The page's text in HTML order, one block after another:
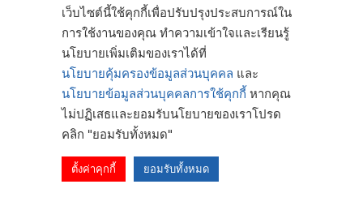
เว็บไซต์นี้ใช้คุกกี้เพื่อปรับปรุงประสบการณ์ใน
การใช้งานของคุณ ทำความเข้าใจและเรียนรู้
นโยบายเพิ่มเติมของเราได้ที่
นโยบายคุ้มครองข้อมูลส่วนบุคคล และ
นโยบายข้อมูลส่วนบุคคลการใช้คุกกี้ หากคุณ
ไม่ปฏิเสธและยอมรับนโยบายของเราโปรด
คลิก "ยอมรับทั้งหมด"
ตั้งค่าคุกกี้ ยอมรับทั้งหมด